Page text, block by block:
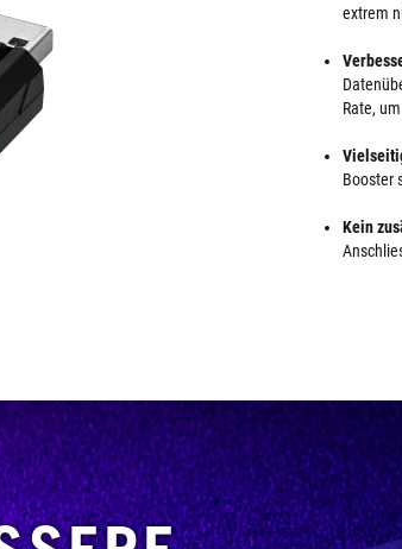
extrem
Rate,
Booster
Kein